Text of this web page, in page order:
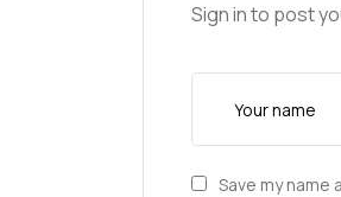
Sign in to post
Save my